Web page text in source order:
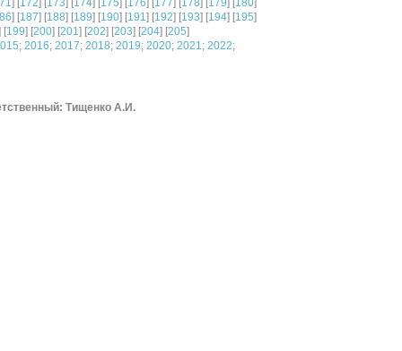
] [172] [173] [174] [175] [176] [177] [178] [179] [180]
] [187] [188] [189] [190] [191] [192] [193] [194] [195]
[199] [200] [201] [202] [203] [204] [205]
; 2016; 2017; 2018; 2019; 2020; 2021; 2022;
Тищенко А.И.